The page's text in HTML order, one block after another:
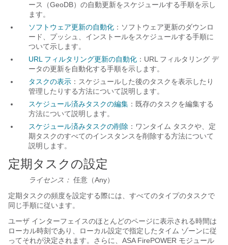
ース（GeoDB）の自動更新をスケジュールする手順を示し
ます。
ソフトウェア更新の自動化 ：ソフトウェア更新のダウンロ
ード、プッシュ、インストールをスケジュールする手順に
ついて示します。
URL フィルタリング更新の自動化 ：URL フィルタリング デ
ータの更新を自動化する手順を示します。
タスクの表示 ：スケジュールした後のタスクを表示したり
管理したりする方法について説明します。
スケジュール済みタスクの編集 ：既存のタスクを編集する
方法について説明します。
スケジュール済みタスクの削除 ：ワンタイム タスクや、定
期タスクのすべてのインスタンスを削除する方法について
説明します。
定期タスクの設定
ライセンス： 任意（Any）
定期タスクの頻度を設定する際には、すべてのタイプのタスクで
同じ手順に従います。
ユーザ インターフェイスのほとんどのページに表示される時間は
ローカル時刻であり、ローカル設定で指定したタイム ゾーンに従
ってそれが決定されます。さらに、ASA FirePOWER モジュール